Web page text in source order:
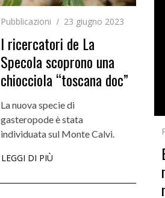
Pubblicazioni 23 giugno 2023
I ricercatori de La
Specola scoprono una
chiocciola “toscana doc”
La nuova specie di
gasteropode è stata
individuata sul Monte Calvi.
LEGGI DI PIÙ
Incarichi
bambini